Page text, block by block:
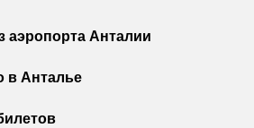
аэропорта Анталии
в Анталье